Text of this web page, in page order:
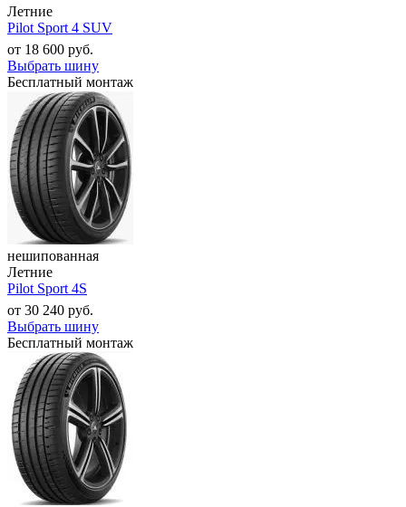
Летние
Pilot Sport 4 SUV
от 18 600 руб.
Выбрать шину
Бесплатный монтаж
нешипованная
Летние
Pilot Sport 4S
от 30 240 руб.
Выбрать шину
Бесплатный монтаж